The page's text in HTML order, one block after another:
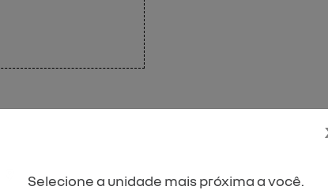
Selecione a unidade mais próxima a você.